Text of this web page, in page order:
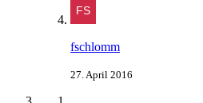
fschlomm
27. April 2016